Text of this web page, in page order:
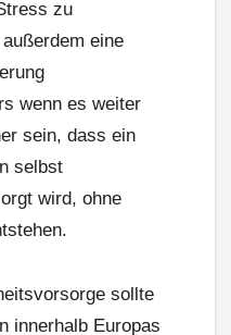
zu
eine
wenn es weiter
sein, dass ein
selbst
wird, ohne
sollte
innerhalb Europas